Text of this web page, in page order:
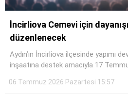
İncirliova Cemevi için
düzenlenecek
Aydın’ın İncirliova ilçesinde yapımı
inşaatına destek amacıyla 17
06 Temmuz 2026 Pazartesi 15:57